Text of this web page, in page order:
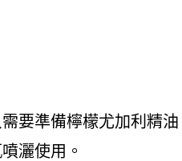
要準備檸檬尤加利精
灑使用。